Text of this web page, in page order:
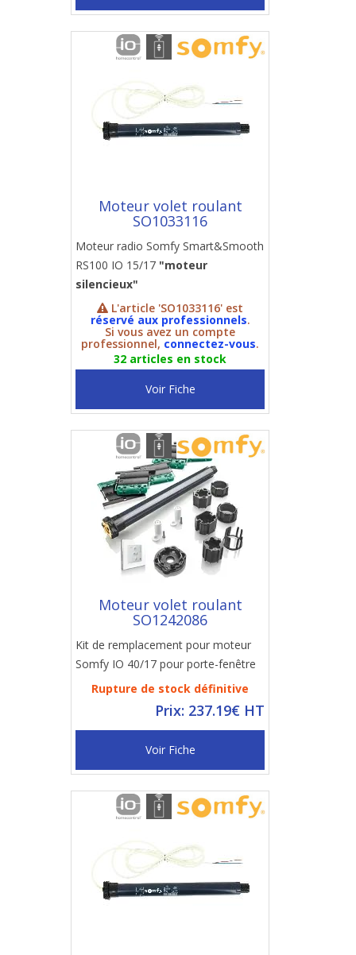
Moteur volet roulant
SO1033116
Moteur radio Somfy Smart&Smooth
RS100 IO 15/17 "moteur
silencieux"
L'article 'SO1033116' est
réservé aux professionnels.
Si vous avez un compte
professionnel, connectez-vous.
32 articles en stock
Voir Fiche
Moteur volet roulant
SO1242086
Kit de remplacement pour moteur
Somfy IO 40/17 pour porte-fenêtre
Rupture de stock définitive
Prix: 237.19€ HT
Voir Fiche